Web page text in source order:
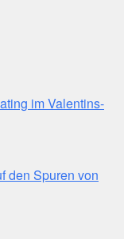
im Valentins-
den Spuren von